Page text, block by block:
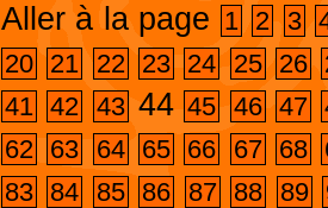
Aller à la page 1 2 3
20 21 22 23 24 25 26
41 42 43 44 45 46 47
62 63 64 65 66 67 68
83 84 85 86 87 88 89